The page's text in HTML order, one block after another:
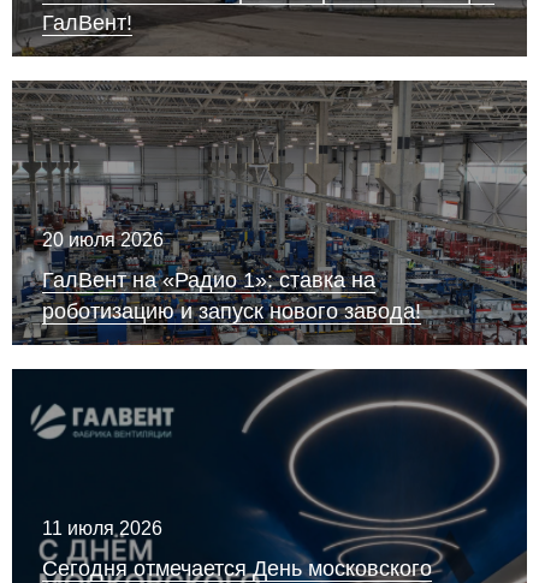
ГалВент!
20 июля 2026
ГалВент на «Радио 1»: ставка на
роботизацию и запуск нового завода!
11 июля 2026
Сегодня отмечается День московского